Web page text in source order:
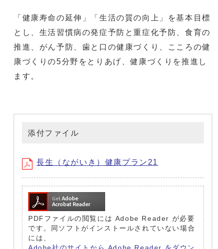
「健康寿命の延伸」「生活の質の向上」を基本目標
とし、生活習慣病の発症予防と重症化予防、食育の
推進、がん予防、歯と口の健康づくり、こころの健
康づくりの5分野をとりあげ、健康づくりを推進し
ます。
添付ファイル
長生（ながいき）健康プラン21
PDFファイルの閲覧には Adobe Reader が必要
です。同ソフトがインストールされていない場合
には、